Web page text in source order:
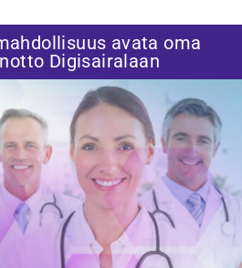
avata oma
Digisairalaan